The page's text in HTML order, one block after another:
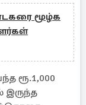
மூழ்க
ரூ.1,000
இருந்த